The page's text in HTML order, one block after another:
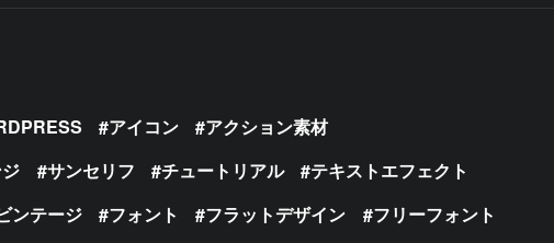
アイコン
アクション素材
サンセリフ チュートリアル
テキストエフェクト
ンテージ フォント フラットデザイン フリーフォント